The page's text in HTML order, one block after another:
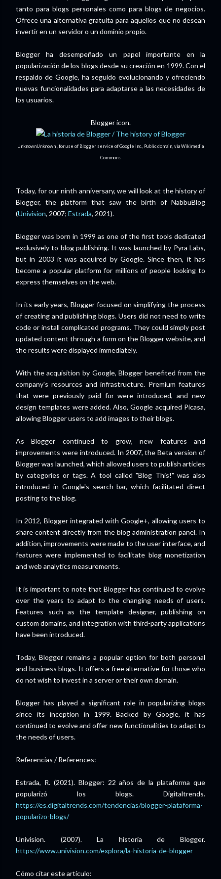
tanto para blogs personales como para blogs de negocios.
Ofrece una alternativa gratuita para aquellos que no desean
invertir en un servidor o un dominio propio.
Blogger ha desempeñado un papel importante en la
popularización de los blogs desde su creación en 1999. Con el
respaldo de Google, ha seguido evolucionando y ofreciendo
nuevas funcionalidades para adaptarse a las necesidades de
los usuarios.
Blogger icon.
UnknownUnknown , for use of Blogger service of Google Inc., Public domain, via Wikimedia
Commons
Today, for our ninth anniversary, we will look at the history of
Blogger, the platform that saw the birth of NabbuBlog
(Univision, 2007; Estrada, 2021).
Blogger was born in 1999 as one of the first tools dedicated
exclusively to blog publishing. It was launched by Pyra Labs,
but in 2003 it was acquired by Google. Since then, it has
become a popular platform for millions of people looking to
express themselves on the web.
In its early years, Blogger focused on simplifying the process
of creating and publishing blogs. Users did not need to write
code or install complicated programs. They could simply post
updated content through a form on the Blogger website, and
the results were displayed immediately.
With the acquisition by Google, Blogger benefited from the
company's resources and infrastructure. Premium features
that were previously paid for were introduced, and new
design templates were added. Also, Google acquired Picasa,
allowing Blogger users to add images to their blogs.
As Blogger continued to grow, new features and
improvements were introduced. In 2007, the Beta version of
Blogger was launched, which allowed users to publish articles
by categories or tags. A tool called "Blog This!" was also
introduced in Google's search bar, which facilitated direct
posting to the blog.
In 2012, Blogger integrated with Google+, allowing users to
share content directly from the blog administration panel. In
addition, improvements were made to the user interface, and
features were implemented to facilitate blog monetization
and web analytics measurements.
It is important to note that Blogger has continued to evolve
over the years to adapt to the changing needs of users.
Features such as the template designer, publishing on
custom domains, and integration with third-party applications
have been introduced.
Today, Blogger remains a popular option for both personal
and business blogs. It offers a free alternative for those who
do not wish to invest in a server or their own domain.
Blogger has played a significant role in popularizing blogs
since its inception in 1999. Backed by Google, it has
continued to evolve and offer new functionalities to adapt to
the needs of users.
Referencias / References:
Estrada, R. (2021). Blogger: 22 años de la plataforma que
popularizó los blogs. Digitaltrends.
https://es.digitaltrends.com/tendencias/blogger-plataforma-
popularizo-blogs/
Univision. (2007). La historia de Blogger.
https://www.univision.com/explora/la-historia-de-blogger
Cómo citar este artículo: